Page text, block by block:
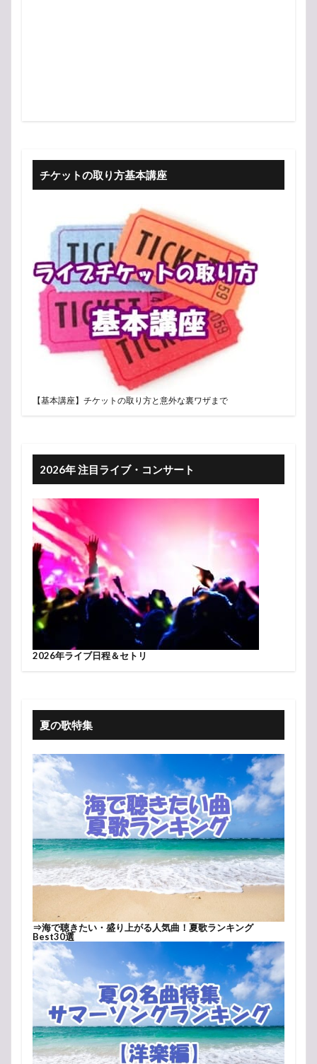
チケットの取り方基本講座
【基本講座】チケットの取り方と意外な裏ワザまで
2026年 注目ライブ・コンサート
2026年ライブ日程＆セトリ
夏の歌特集
⇒海で聴きたい・盛り上がる人気曲！夏歌ランキング
Best30選